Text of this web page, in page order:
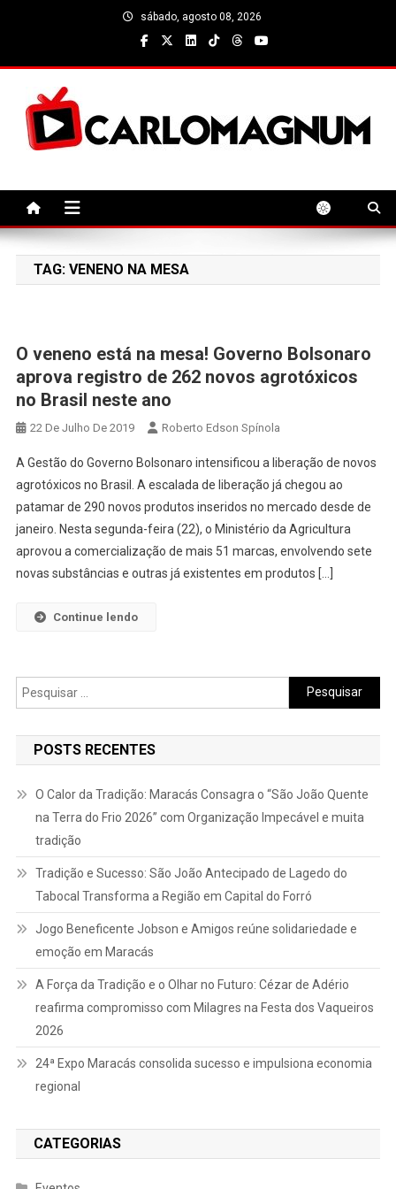
sábado, agosto 08, 2026
TAG: VENENO NA MESA
O veneno está na mesa! Governo Bolsonaro
aprova registro de 262 novos agrotóxicos
no Brasil neste ano
22 De Julho De 2019 Roberto Edson Spínola
A Gestão do Governo Bolsonaro intensificou a liberação de novos
agrotóxicos no Brasil. A escalada de liberação já chegou ao
patamar de 290 novos produtos inseridos no mercado desde de
janeiro. Nesta segunda-feira (22), o Ministério da Agricultura
aprovou a comercialização de mais 51 marcas, envolvendo sete
novas substâncias e outras já existentes em produtos […]
Continue lendo
Pesquisar
por:
POSTS RECENTES
O Calor da Tradição: Maracás Consagra o “São João Quente
na Terra do Frio 2026” com Organização Impecável e muita
tradição
Tradição e Sucesso: São João Antecipado de Lagedo do
Tabocal Transforma a Região em Capital do Forró
Jogo Beneficente Jobson e Amigos reúne solidariedade e
emoção em Maracás
A Força da Tradição e o Olhar no Futuro: Cézar de Adério
reafirma compromisso com Milagres na Festa dos Vaqueiros
2026
24ª Expo Maracás consolida sucesso e impulsiona economia
regional
CATEGORIAS